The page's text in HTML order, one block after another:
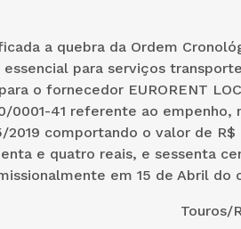
a quebra da Ordem
para serviços
o fornecedor EURORENT
0001-41 referente ao empenho,
2019 comportando o valor de
e quatro reais, e sessenta
em 15 de Abril do
de